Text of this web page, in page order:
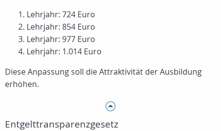
Lehrjahr: 724 Euro
Lehrjahr: 854 Euro
Lehrjahr: 977 Euro
Lehrjahr: 1.014 Euro
Diese Anpassung soll die Attraktivität der Ausbildung
erhöhen.
Entgelttransparenzgesetz